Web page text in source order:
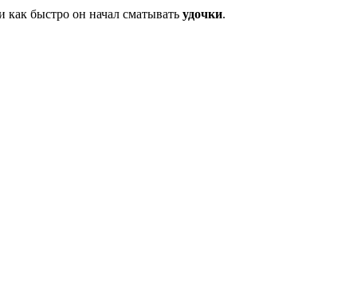
быстро он начал сматывать удочки.